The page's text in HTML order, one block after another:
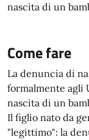
nascita di un
Come fare
La denuncia di
formalmente agli
nascita di un
Il figlio nato da
"legittimo": la